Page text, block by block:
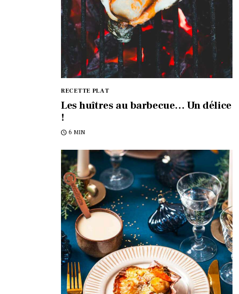
RECETTE PLAT
Les huîtres au barbecue… Un délice
!
6 MIN